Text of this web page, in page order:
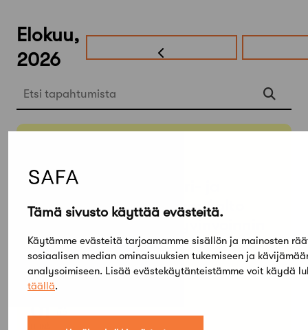
Tämä sivusto käyttää evästeitä.
Käytämme evästeitä tarjoamamme sisällön ja mainosten
sosiaalisen median ominaisuuksien tukemiseen ja
analysoimiseen. Lisää evästekäytänteistämme voit käydä
täällä.
Elokuu,
2026
Etsi tapahtumista
KESÄ
designmuseo: Aalto
Design – Hyvinvoinnin
muodot
01